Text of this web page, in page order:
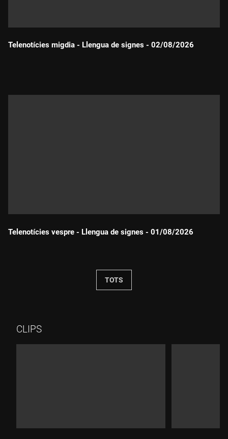
Telenotícies migdia - Llengua de signes - 02/08/2026
Telenotícies vespre - Llengua de signes - 01/08/2026
TOTS
CLIPS